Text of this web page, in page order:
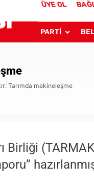
ÜYE OL
PARTİ
Tarımda makineleşme
Birliği